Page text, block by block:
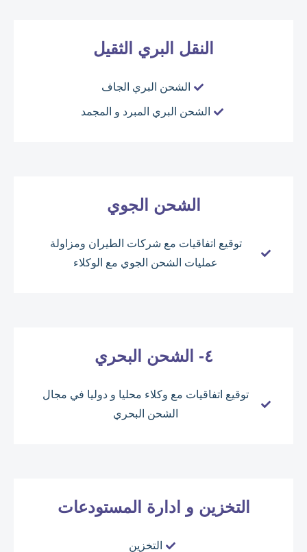
النقل البري الثقيل
الشحن البري الجاف
الشحن البري المبرد و المجمد
الشحن الجوي
توقيع اتفاقيات مع شركات الطيران ومزاولة
عمليات الشحن الجوي مع الوكلاء
توقيع اتفاقيات مع وكلاء محليا و دوليا في مجال
الشحن البحري
التخزين و ادارة المستودعات
التخزين